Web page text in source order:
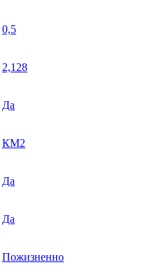
0,5
2,128
Да
КМ2
Да
Да
Пожизненно